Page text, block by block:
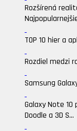
Rozšírená
TOP 10 hier a
Rozdiel medzi
Samsung
Galaxy Note
Doodle a 3D S...